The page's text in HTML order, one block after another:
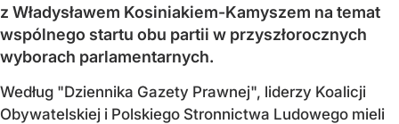
z Władysławem Kosiniakiem-Kamyszem na temat
wspólnego startu obu partii w przyszłorocznych
wyborach parlamentarnych.
Według "Dziennika Gazety Prawnej", liderzy Koalicji
Obywatelskiej i Polskiego Stronnictwa Ludowego mieli